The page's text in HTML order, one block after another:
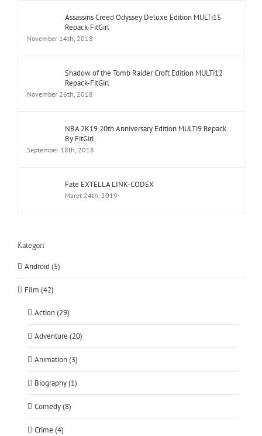
Assassins Creed Odyssey Deluxe Edition MULTi15
Repack-FitGirl
November 14th, 2018
Shadow of the Tomb Raider Croft Edition MULTi12
Repack-FitGirl
November 26th, 2018
NBA 2K19 20th Anniversary Edition MULTi9 Repack
By FitGirl
September 18th, 2018
Fate EXTELLA LINK-CODEX
Maret 24th, 2019
Kategori
Android (5)
Film (42)
Action (29)
Adventure (20)
Animation (3)
Biography (1)
Comedy (8)
Crime (4)